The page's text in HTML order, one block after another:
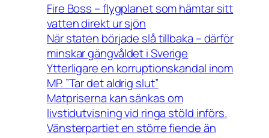
Fire Boss – flygplanet som hämtar sitt
vatten direkt ur sjön
När staten började slå tillbaka – därför
minskar gängvåldet i Sverige
Ytterligare en korruptionskandal inom
MP. ”Tar det aldrig slut”
Matpriserna kan sänkas om
livstidutvisning vid ringa stöld införs.
Vänsterpartiet en större fiende än